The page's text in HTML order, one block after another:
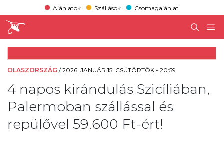
Ajánlatok Szállások Csomagajánlat
OLASZORSZÁG /2026. JANUÁR 15. CSÜTÖRTÖK - 20:59
4 napos kirándulás Szicíliában,
Palermoban szállással és
repülővel 59.600 Ft-ért!